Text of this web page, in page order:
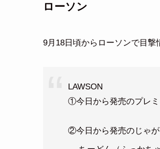
ローソン
9月18日頃からローソンで目撃
LAWSON
①今日から発売のプレ
②今日から発売のじゃが